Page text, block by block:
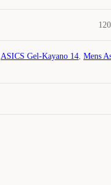
ASICS Gel-Kayano 14, Mens